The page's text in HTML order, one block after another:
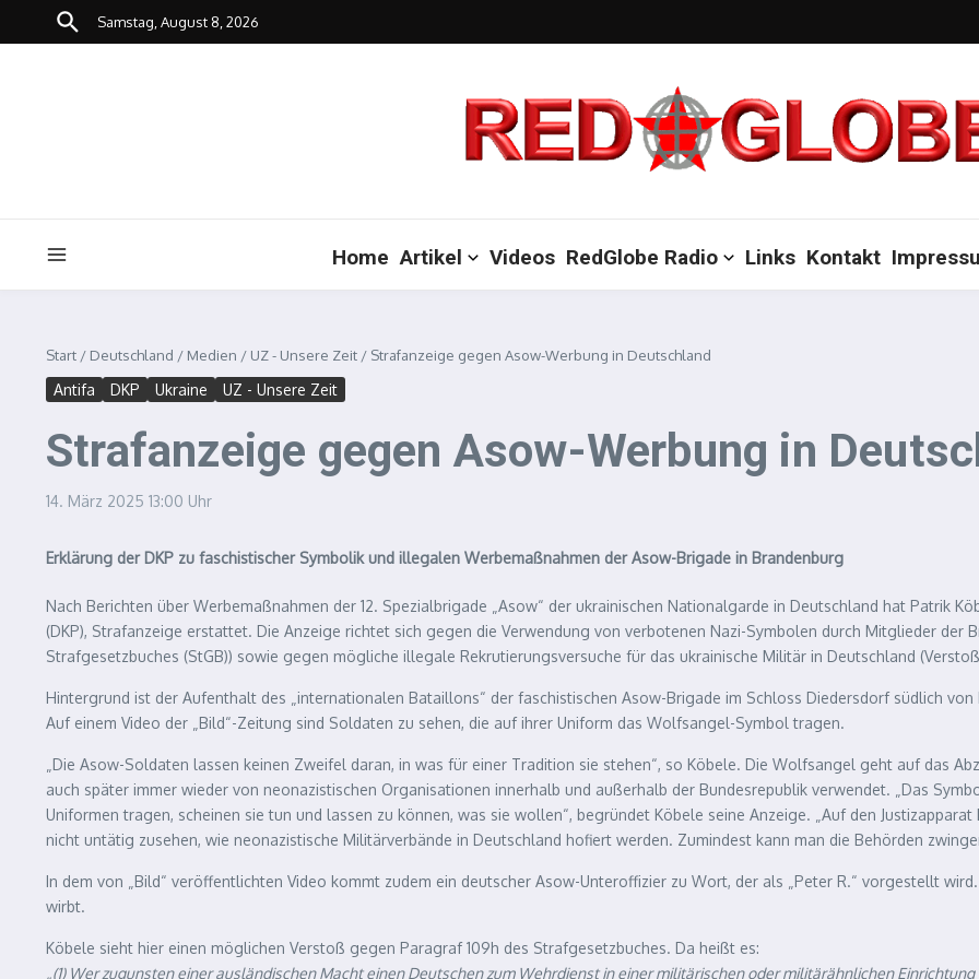
Zum Inhalt springen
Samstag, August 8, 2026
Home Artikel Videos RedGlobe Radio Links Kontakt
Start / Deutschland / Medien / UZ - Unsere Zeit / Strafanzeige gegen Asow-Werbung in Deutschland
Antifa DKP Ukraine UZ - Unsere Zeit
Strafanzeige gegen Asow-Werbung in
14. März 2025 13:00 Uhr
Erklärung der DKP zu faschistischer Symbolik und illegalen Werbemaßnahmen der Asow-Brigade in Brandenburg
Nach Berichten über Werbemaßnahmen der 12. Spezialbrigade „Asow“ der ukrainischen Nationalgarde in Deutschland hat Patrik
(DKP), Strafanzeige erstattet. Die Anzeige richtet sich gegen die Verwendung von verbotenen Nazi-Symbolen durch Mitglieder der
Strafgesetzbuches (StGB)) sowie gegen mögliche illegale Rekrutierungsversuche für das ukrainische Militär in Deutschland
Hintergrund ist der Aufenthalt des „internationalen Bataillons“ der faschistischen Asow-Brigade im Schloss Diedersdorf südlich
Auf einem Video der „Bild“-Zeitung sind Soldaten zu sehen, die auf ihrer Uniform das Wolfsangel-Symbol tragen.
„Die Asow-Soldaten lassen keinen Zweifel daran, in was für einer Tradition sie stehen“, so Köbele. Die Wolfsangel geht auf das
auch später immer wieder von neonazistischen Organisationen innerhalb und außerhalb der Bundesrepublik verwendet. „Das
Uniformen tragen, scheinen sie tun und lassen zu können, was sie wollen“, begründet Köbele seine Anzeige. „Auf den
nicht untätig zusehen, wie neonazistische Militärverbände in Deutschland hofiert werden. Zumindest kann man die Behörden
In dem von „Bild“ veröffentlichten Video kommt zudem ein deutscher Asow-Unteroffizier zu Wort, der als „Peter R.“ vorgestellt
wirbt.
Köbele sieht hier einen möglichen Verstoß gegen Paragraf 109h des Strafgesetzbuches. Da heißt es:
„(1) Wer zugunsten einer ausländischen Macht einen Deutschen zum Wehrdienst in einer militärischen oder militärähnlichen